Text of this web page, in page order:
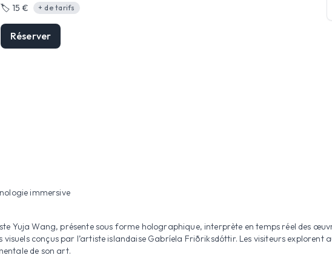
🏷️15 € + de tarifs
Réserver
immersive
Yuja Wang, présente sous forme holographique, interprète en temps réel des
conçus par l’artiste islandaise Gabríela Friðriksdóttir. Les visiteurs explorent
de son art.